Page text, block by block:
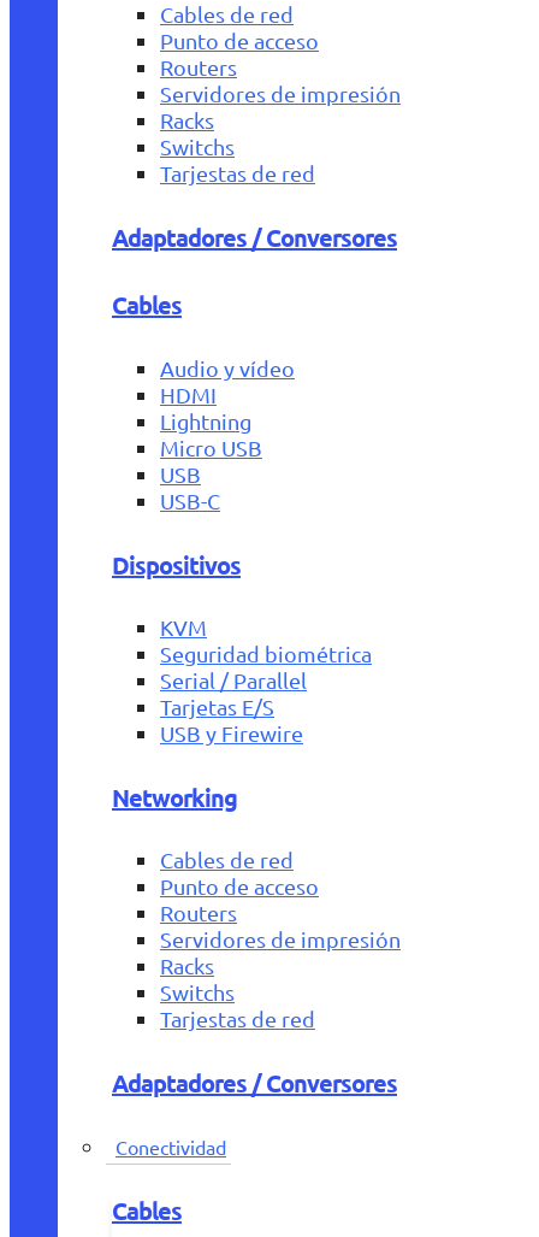
Cables de red
Punto de acceso
Routers
Servidores de impresión
Racks
Switchs
Tarjestas de red
Adaptadores / Conversores
Cables
Audio y vídeo
HDMI
Lightning
Micro USB
USB
USB-C
Dispositivos
KVM
Seguridad biométrica
Serial / Parallel
Tarjetas E/S
USB y Firewire
Networking
Cables de red
Punto de acceso
Routers
Servidores de impresión
Racks
Switchs
Tarjestas de red
Adaptadores / Conversores
Conectividad
Cables